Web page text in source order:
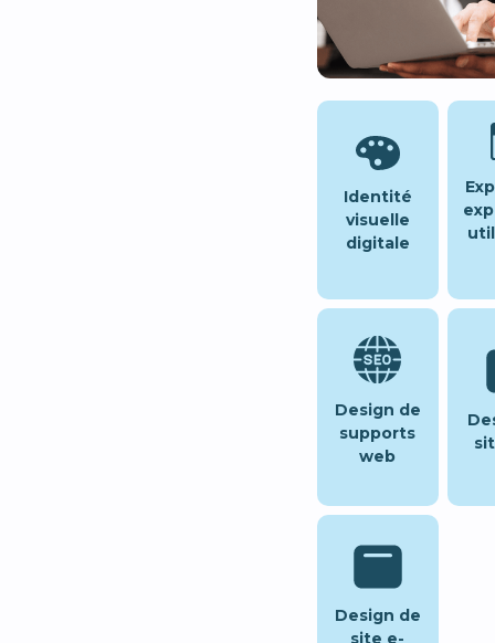
Identité
visuelle
digitale
Design de
supports
web
Design de
site e-